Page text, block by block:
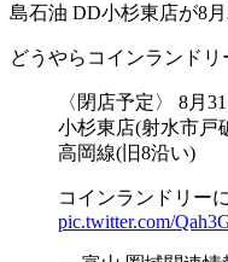
島石油 DD小杉東店が8
どうやらコインランドリ
〈閉店予定〉 8月
小杉東店(射水市戸
高岡線(旧8沿い)
コインランドリー
pic.twitter.com/